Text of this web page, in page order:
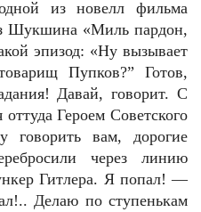
из новелл фильма
Шукшина «Миль пардон,
эпизод: «Ну вызывает
Пупков?” Готов,
Давай, говорит. С
Героем Советского
вам, дорогие
через линию
Гитлера. Я попал! —
Делаю по ступенькам